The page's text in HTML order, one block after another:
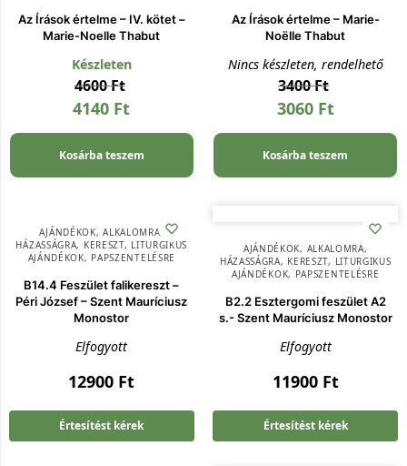
Az Írások értelme – IV. kötet –
Marie-Noelle Thabut
Készleten
4600Ft
4140 Ft
Kosárba teszem
Az Írások értelme – Marie-
Noëlle Thabut
Nincs készleten, rendelhető
3400Ft
3060 Ft
Kosárba teszem
AJÁNDÉKOK,ALKALOMRA
HÁZASSÁGRA, KERESZT, LITURGIKUS
AJÁNDÉKOK, PAPSZENTELÉSRE
B14.4 Feszület falikereszt –
Péri József – Szent Mauríciusz
Monostor
Elfogyott
12900 Ft
Értesítést kérek
AJÁNDÉKOK, ALKALOMRA,
HÁZASSÁGRA, KERESZT, LITURGIKUS
AJÁNDÉKOK, PAPSZENTELÉSRE
B2.2 Esztergomi feszület A2
s.- Szent Mauríciusz Monostor
Elfogyott
11900 Ft
Értesítést kérek